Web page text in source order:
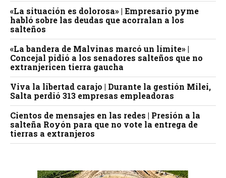
«La situación es dolorosa» | Empresario pyme
habló sobre las deudas que acorralan a los
salteños
«La bandera de Malvinas marcó un límite» |
Concejal pidió a los senadores salteños que no
extranjericen tierra gaucha
Viva la libertad carajo | Durante la gestión Milei,
Salta perdió 313 empresas empleadoras
Cientos de mensajes en las redes | Presión a la
salteña Royón para que no vote la entrega de
tierras a extranjeros